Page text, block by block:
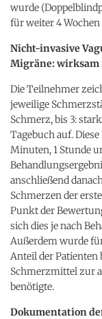
wurde
für weiter 4
Nicht-invasive
Migräne: wirksam
Die Teilnehmer
jeweilige
Schmerz, bis 3:
Tagebuch auf.
Minuten, 1 Stunde
anschließend
Schmerzen der
Punkt der
sich dies je nach
Außerdem wurde
Anteil der Patienten
Schmerzmittel zur
benötigte.
Dokumentation